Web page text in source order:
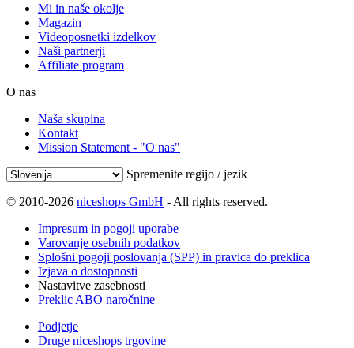
Mi in naše okolje
Magazin
Videoposnetki izdelkov
Naši partnerji
Affiliate program
O nas
Naša skupina
Kontakt
Mission Statement - "O nas"
Spremenite regijo / jezik
© 2010-2026 niceshops GmbH - All rights reserved.
Impresum in pogoji uporabe
Varovanje osebnih podatkov
Splošni pogoji poslovanja (SPP) in pravica do preklica
Izjava o dostopnosti
Nastavitve zasebnosti
Preklic ABO naročnine
Podjetje
Druge niceshops trgovine